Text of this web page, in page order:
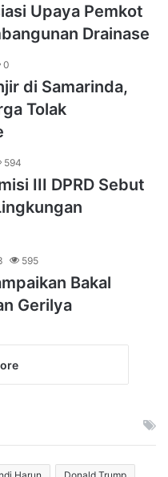
Upaya Pemkot
Drainase
0
di Samarinda,
Tolak
594
III DPRD Sebut
595
Bakal
Gerilya